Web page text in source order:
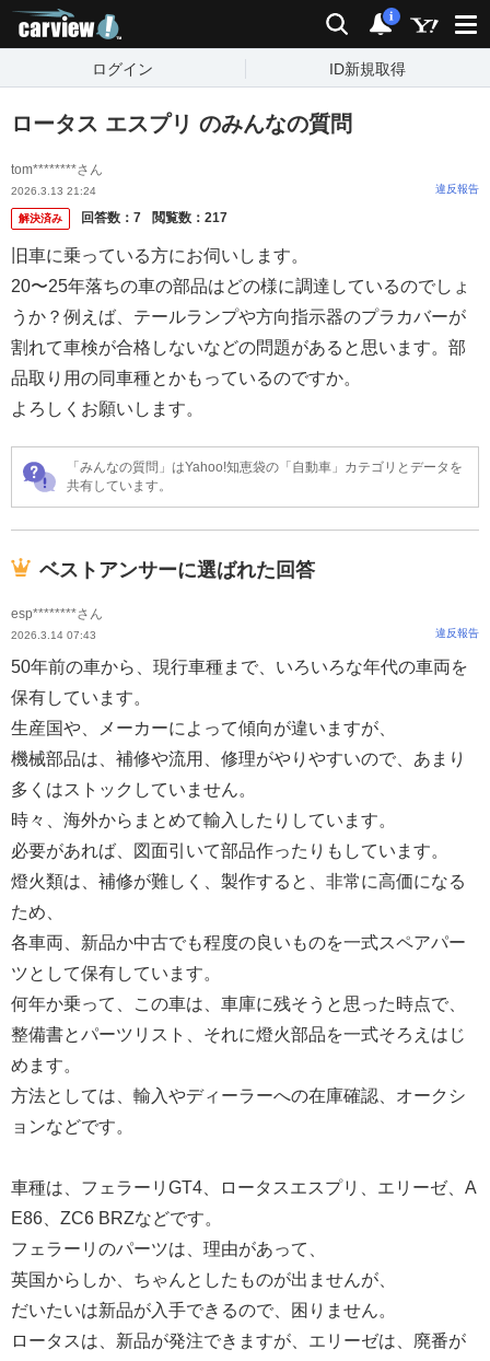
検索 通知
i
ログイン ID新規取得
ロータス エスプリ のみんなの質問
tom********さん
2026.3.13 21:24 違反報告
解決済み 回答数： 7 閲覧数： 217
旧車に乗っている方にお伺いします。
20〜25年落ちの車の部品はどの様に調達しているのでしょ
うか？例えば、テールランプや方向指示器のプラカバーが
割れて車検が合格しないなどの問題があると思います。部
品取り用の同車種とかもっているのですか。
よろしくお願いします。
「みんなの質問」はYahoo!知恵袋の「自動車」カテゴリとデータを
共有しています。
ベストアンサーに選ばれた回答
esp********さん
2026.3.14 07:43 違反報告
50年前の車から、現行車種まで、いろいろな年代の車両を
保有しています。
生産国や、メーカーによって傾向が違いますが、
機械部品は、補修や流用、修理がやりやすいので、あまり
多くはストックしていません。
時々、海外からまとめて輸入したりしています。
必要があれば、図面引いて部品作ったりもしています。
燈火類は、補修が難しく、製作すると、非常に高価になる
ため、
各車両、新品か中古でも程度の良いものを一式スペアパー
ツとして保有しています。
何年か乗って、この車は、車庫に残そうと思った時点で、
整備書とパーツリスト、それに燈火部品を一式そろえはじ
めます。
方法としては、輸入やディーラーへの在庫確認、オークシ
ョンなどです。
車種は、フェラーリGT4、ロータスエスプリ、エリーゼ、A
E86、ZC6 BRZなどです。
フェラーリのパーツは、理由があって、
英国からしか、ちゃんとしたものが出ませんが、
だいたいは新品が入手できるので、困りません。
ロータスは、新品が発注できますが、エリーゼは、廃番が